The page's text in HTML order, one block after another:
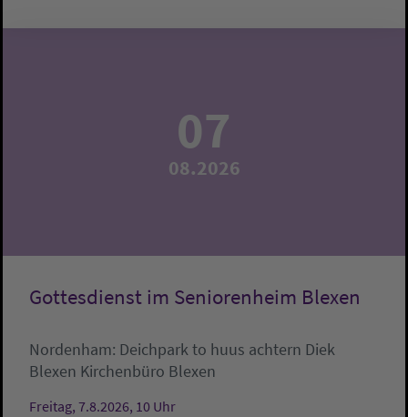
07
08.2026
Gottesdienst im Seniorenheim Blexen
Nordenham: Deichpark to huus achtern Diek
Blexen Kirchenbüro Blexen
Freitag, 7.8.2026, 10 Uhr